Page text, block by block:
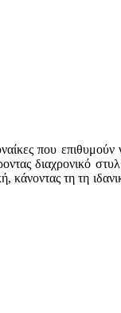
που
διαχρονικό
κάνοντας τη τη